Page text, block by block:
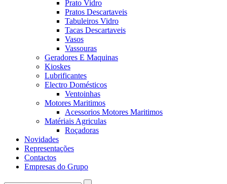
Prato Vidro
Pratos Descartaveis
Tabuleiros Vidro
Tacas Descartaveis
Vasos
Vassouras
Geradores E Maquinas
Kioskes
Lubrificantes
Electro Domésticos
Ventoinhas
Motores Maritimos
Acessorios Motores Maritimos
Matériais Agriculas
Roçadoras
Novidades
Representações
Contactos
Empresas do Grupo